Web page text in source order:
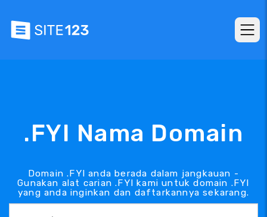
.FYI Nama Domain
Domain .FYI anda berada dalam jangkauan -
Gunakan alat carian .FYI kami untuk domain .FYI
yang anda inginkan dan daftarkannya sekarang.